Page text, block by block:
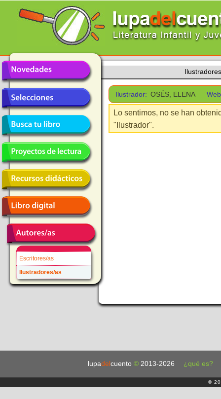
Escritores/as
Ilustradores/as
Ilustradores
Ilustrador: OSÉS, ELENA
Lo sentimos, no se han
"Ilustrador".
lupadelcuento©2013-2026 ¿qué es?
©